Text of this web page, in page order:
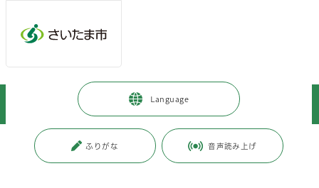
Language
ふりがな 音声読み上げ
暮らし・手続き > 保険・年金・税金
「さいたま市納税コールセンター」を開設しました
更新日付：2025年7月22日 / ページ番号：C005404